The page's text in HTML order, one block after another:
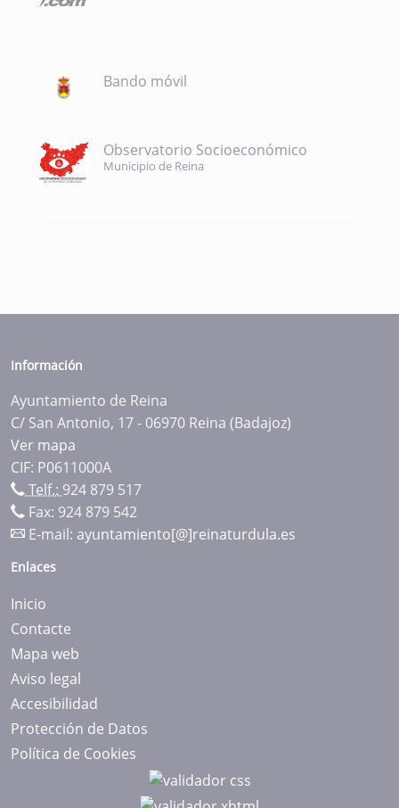
Bando móvil
Observatorio Socioeconómico
Municipio de Reina
Información
Ayuntamiento de Reina
C/ San Antonio, 17 - 06970 Reina (Badajoz)
Ver mapa
CIF: P0611000A
Telf.: 924 879 517
Fax: 924 879 542
E-mail: ayuntamiento[@]reinaturdula.es
Enlaces
Inicio
Contacte
Mapa web
Aviso legal
Accesibilidad
Protección de Datos
Política de Cookies